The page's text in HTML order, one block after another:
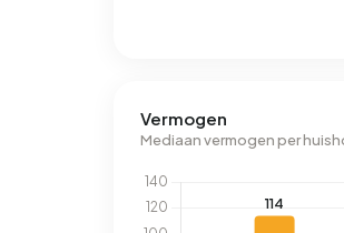
Vermogen
Mediaan vermogen per